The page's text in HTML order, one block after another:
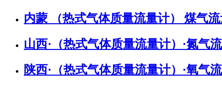
内蒙 （热式气体质量流量计） 煤气
山西·（热式气体质量流量计）·氮气
陕西·（热式气体质量流量计）·氧气